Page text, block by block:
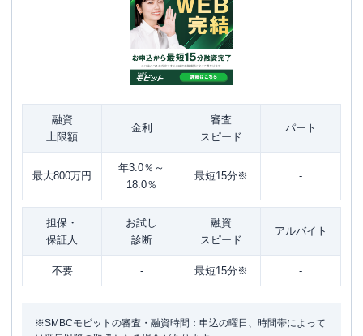
融資
上限額
金利
審査
スピード
パート
最大800万円
年3.0％～
18.0％
最短15分※ -
担保・
保証人
お試し
診断
融資
スピード
アルバイト
不要 - 最短15分※ -
※SMBCモビットの審査・融資時間：申込の曜日、時間帯によって